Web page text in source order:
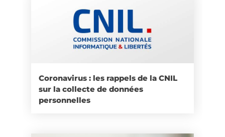
Coronavirus : les rappels de la CNIL
sur la collecte de données
personnelles